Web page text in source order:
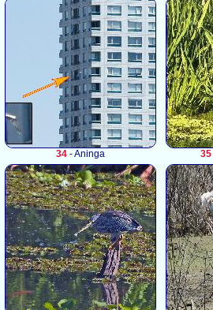
34 - Aninga 35